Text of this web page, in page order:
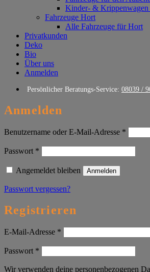
Kinder- & Krippenwagen
Fahrzeuge Hort
Alle Fahrzeuge für Hort
Privatkunden
Deko
Bio
Über uns
Anmelden
Persönlicher Beratungs-Service: 08039 /
Anmelden
Benutzername oder E-Mail-Adresse *
Passwort *
Angemeldet bleiben Anmelden
Passwort vergessen?
Registrieren
E-Mail-Adresse *
Passwort *
Wir verwenden deine personenbezogenen